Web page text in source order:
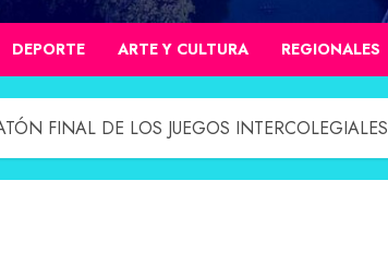
DEPORTE ARTE Y CULTURA REGIONALES
FINAL DE LOS JUEGOS INTERCOLEGIALES